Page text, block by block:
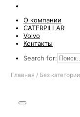
О компании
CATERPILLAR
Volvo
Контакты
Search for:
Главная / Без категории